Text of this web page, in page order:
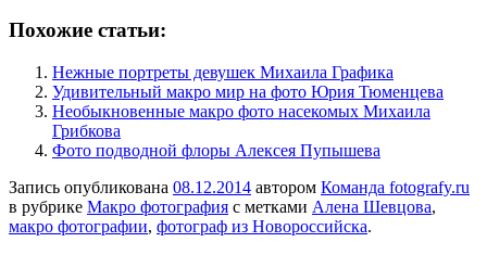
Похожие статьи:
Нежные портреты девушек Михаила Графика
Удивительный макро мир на фото Юрия Тюменцева
Необыкновенные макро фото насекомых Михаила
Грибкова
Фото подводной флоры Алексея Пупышева
Запись опубликована 08.12.2014 автором Команда fotografy.ru
в рубрике Макро фотография с метками Алена Шевцова,
макро фотографии, фотограф из Новороссийска.